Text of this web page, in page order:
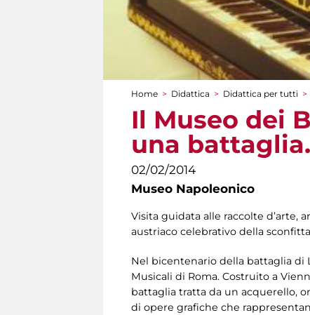
Tu sei qui
Home > Didattica > Didattica per tutti >
Il Museo dei
una
02/02/2014
Museo Napoleonico
Visita guidata alle raccolte d’arte,
austriaco celebrativo della
Nel bicentenario della battaglia di
Musicali di Roma. Costruito a
battaglia tratta da un acquerello,
di opere grafiche che